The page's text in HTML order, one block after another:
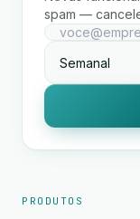
spam —
PRODUTOS